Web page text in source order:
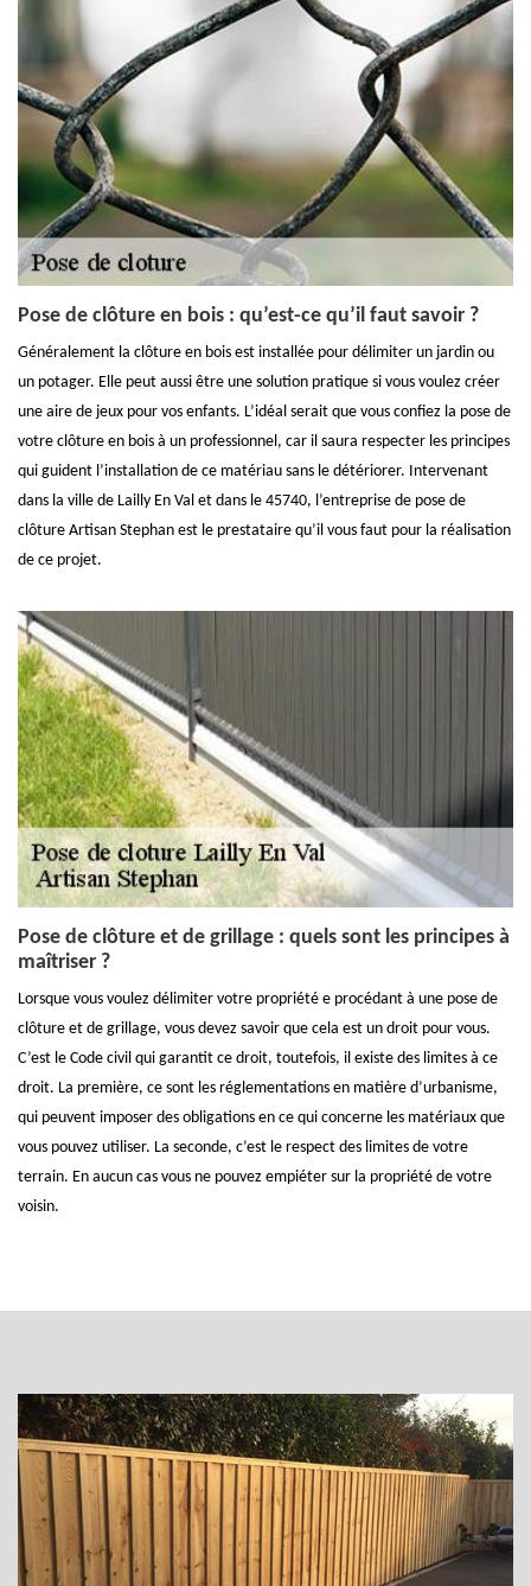
Pose de clôture en bois : qu’est-ce qu’il faut savoir ?
Généralement la clôture en bois est installée pour délimiter un jardin ou
un potager. Elle peut aussi être une solution pratique si vous voulez créer
une aire de jeux pour vos enfants. L’idéal serait que vous confiez la pose de
votre clôture en bois à un professionnel, car il saura respecter les principes
qui guident l’installation de ce matériau sans le détériorer. Intervenant
dans la ville de Lailly En Val et dans le 45740, l’entreprise de pose de
clôture Artisan Stephan est le prestataire qu’il vous faut pour la réalisation
de ce projet.
Pose de clôture et de grillage : quels sont les principes à
maîtriser ?
Lorsque vous voulez délimiter votre propriété e procédant à une pose de
clôture et de grillage, vous devez savoir que cela est un droit pour vous.
C’est le Code civil qui garantit ce droit, toutefois, il existe des limites à ce
droit. La première, ce sont les réglementations en matière d’urbanisme,
qui peuvent imposer des obligations en ce qui concerne les matériaux que
vous pouvez utiliser. La seconde, c’est le respect des limites de votre
terrain. En aucun cas vous ne pouvez empiéter sur la propriété de votre
voisin.